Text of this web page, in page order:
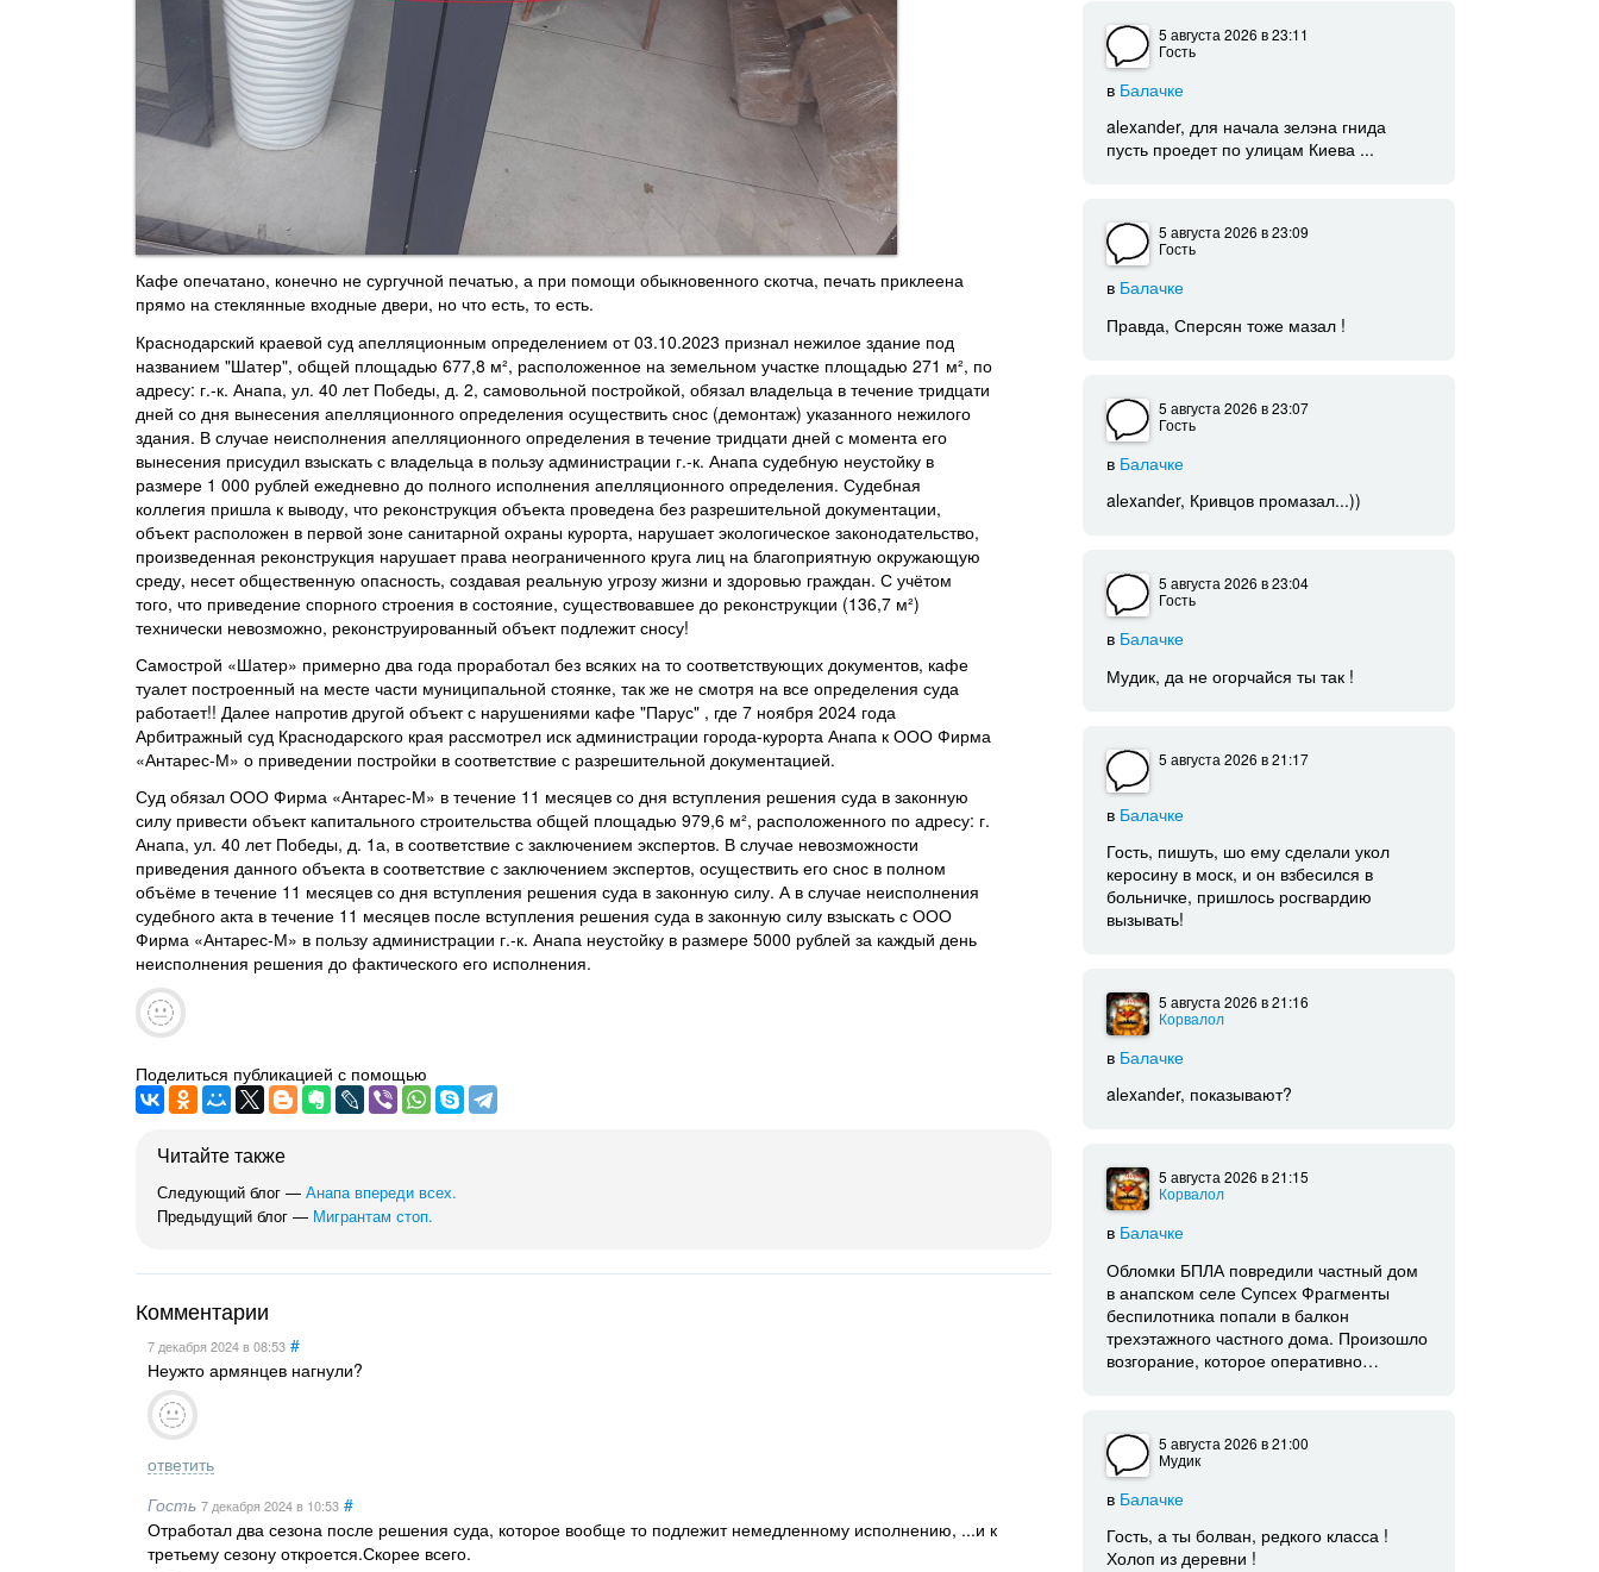
Кафе опечатано, конечно не сургучной печатью, а при помощи обыкновенного скотча, печать приклеена
прямо на стеклянные входные двери, но что есть, то есть.
Краснодарский краевой суд апелляционным определением от 03.10.2023 признал нежилое здание под
названием "Шатер", общей площадью 677,8 м², расположенное на земельном участке площадью 271 м², по
адресу: г.-к. Анапа, ул. 40 лет Победы, д. 2, самовольной постройкой, обязал владельца в течение тридцати
дней со дня вынесения апелляционного определения осуществить снос (демонтаж) указанного нежилого
здания. В случае неисполнения апелляционного определения в течение тридцати дней с момента его
вынесения присудил взыскать с владельца в пользу администрации г.-к. Анапа судебную неустойку в
размере 1 000 рублей ежедневно до полного исполнения апелляционного определения. Судебная
коллегия пришла к выводу, что реконструкция объекта проведена без разрешительной документации,
объект расположен в первой зоне санитарной охраны курорта, нарушает экологическое законодательство,
произведенная реконструкция нарушает права неограниченного круга лиц на благоприятную окружающую
среду, несет общественную опасность, создавая реальную угрозу жизни и здоровью граждан. С учётом
того, что приведение спорного строения в состояние, существовавшее до реконструкции (136,7 м²)
технически невозможно, реконструированный объект подлежит сносу!
Самострой «Шатер» примерно два года проработал без всяких на то соответствующих документов, кафе
туалет построенный на месте части муниципальной стоянке, так же не смотря на все определения суда
работает!! Далее напротив другой объект с нарушениями кафе "Парус" , где 7 ноября 2024 года
Арбитражный суд Краснодарского края рассмотрел иск администрации города-курорта Анапа к ООО Фирма
«Антарес-М» о приведении постройки в соответствие с разрешительной документацией.
Суд обязал ООО Фирма «Антарес-М» в течение 11 месяцев со дня вступления решения суда в законную
силу привести объект капитального строительства общей площадью 979,6 м², расположенного по адресу: г.
Анапа, ул. 40 лет Победы, д. 1а, в соответствие с заключением экспертов. В случае невозможности
приведения данного объекта в соответствие с заключением экспертов, осуществить его снос в полном
объёме в течение 11 месяцев со дня вступления решения суда в законную силу. А в случае неисполнения
судебного акта в течение 11 месяцев после вступления решения суда в законную силу взыскать с ООО
Фирма «Антарес-М» в пользу администрации г.-к. Анапа неустойку в размере 5000 рублей за каждый день
неисполнения решения до фактического его исполнения.
Поделиться публикацией с помощью
Читайте также
Следующий блог — Анапа впереди всех.
Предыдущий блог — Мигрантам стоп.
Комментарии
7 декабря 2024в 08:53 #
Неужто армянцев нагнули?
ответить
Гость 7 декабря 2024в 10:53 #
Отработал два сезона после решения суда, которое вообще то подлежит немедленному исполнению, ...и к
третьему сезону откроется.Скорее всего.
5 августа 2026в 23:11
Гость
в Балачке
alеxаndеr, для начала зелэна гнида
пусть проедет по улицам Киева ...
5 августа 2026в 23:09
Гость
в Балачке
Правда, Сперсян тоже мазал !
5 августа 2026в 23:07
Гость
в Балачке
alеxаndеr, Кривцов промазал...))
5 августа 2026в 23:04
Гость
в Балачке
Мудик, да не огорчайся ты так !
5 августа 2026в 21:17
в Балачке
Гость, пишуть, шо ему сделали укол
керосину в моск, и он взбесился в
больничке, пришлось росгвардию
вызывать!
5 августа 2026в 21:16
Корвалол
в Балачке
alеxаndеr, показывают?
5 августа 2026в 21:15
Корвалол
в Балачке
Обломки БПЛА повредили частный дом
в анапском селе Супсех Фрагменты
беспилотника попали в балкон
трехэтажного частного дома. Произошло
возгорание, которое оперативно…
5 августа 2026в 21:00
Мудик
в Балачке
Гость, а ты болван, редкого класса !
Холоп из деревни !